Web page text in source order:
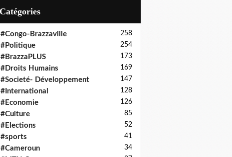
Catégories
#Congo-Brazzaville 258
#Politique 254
#BrazzaPLUS 173
#Droits Humains 169
#Societé- Développement 147
#International 128
#Economie 126
#Culture 85
#Elections 52
#sports 41
#Cameroun 34